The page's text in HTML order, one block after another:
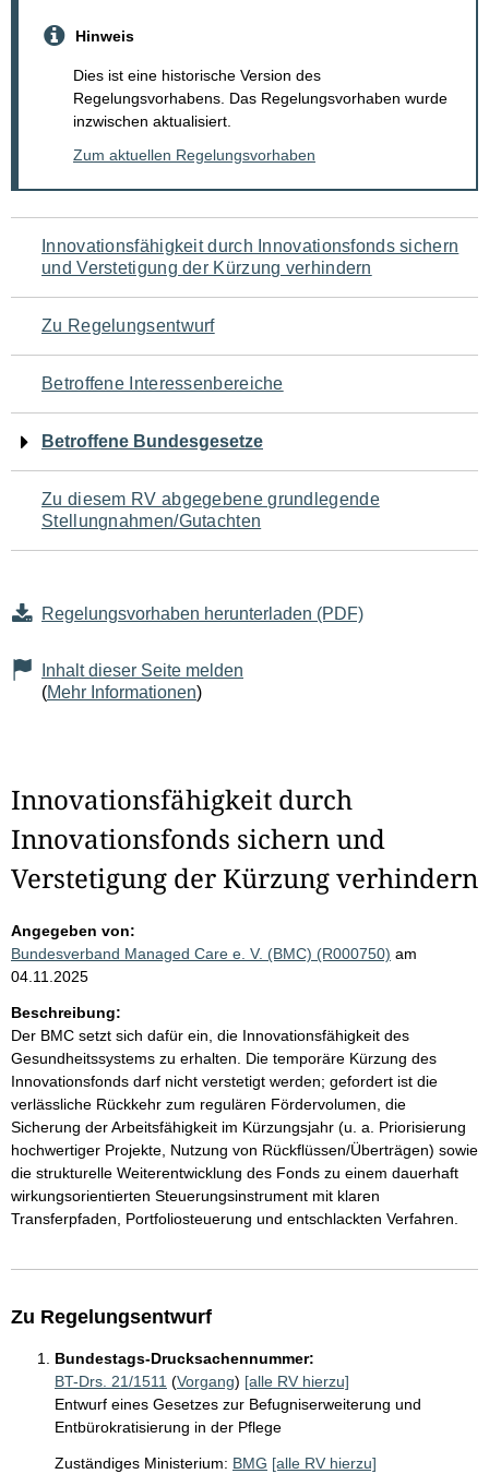
Hinweis
Dies ist eine historische Version des
Regelungsvorhabens. Das Regelungsvorhaben wurde
inzwischen aktualisiert.
Zum aktuellen Regelungsvorhaben
Navigation
für
den
Seiteninhalt
Innovationsfähigkeit durch Innovationsfonds sichern
und Verstetigung der Kürzung verhindern
Zu Regelungsentwurf
Betroffene Interessenbereiche
Betroffene Bundesgesetze
Zu diesem RV abgegebene grundlegende
Stellungnahmen/Gutachten
Regelungsvorhaben herunterladen (PDF)
Inhalt dieser Seite melden
(Mehr Informationen)
Innovationsfähigkeit durch
Innovationsfonds sichern und
Verstetigung der Kürzung verhindern
Angegeben von:
Bundesverband Managed Care e. V. (BMC) (R000750) am
04.11.2025
Beschreibung:
Der BMC setzt sich dafür ein, die Innovationsfähigkeit des
Gesundheitssystems zu erhalten. Die temporäre Kürzung des
Innovationsfonds darf nicht verstetigt werden; gefordert ist die
verlässliche Rückkehr zum regulären Fördervolumen, die
Sicherung der Arbeitsfähigkeit im Kürzungsjahr (u. a. Priorisierung
hochwertiger Projekte, Nutzung von Rückflüssen/Überträgen) sowie
die strukturelle Weiterentwicklung des Fonds zu einem dauerhaft
wirkungsorientierten Steuerungsinstrument mit klaren
Transferpfaden, Portfoliosteuerung und entschlackten Verfahren.
Zu Regelungsentwurf
Bundestags-Drucksachennummer:
BT-Drs. 21/1511 (Vorgang) [alle RV hierzu]
Entwurf eines Gesetzes zur Befugniserweiterung und
Entbürokratisierung in der Pflege
Zuständiges Ministerium: BMG [alle RV hierzu]